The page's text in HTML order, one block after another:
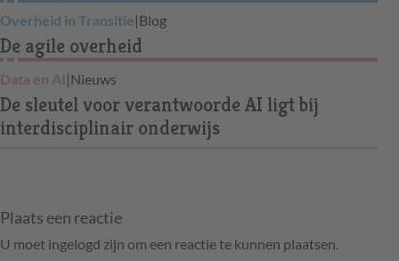
Overheid in Transitie|Blog
De agile overheid
Data en AI |Nieuws
De sleutel voor verantwoorde AI ligt bij
interdisciplinair onderwijs
Plaats een reactie
U moet ingelogd zijn om een reactie te kunnen plaatsen.